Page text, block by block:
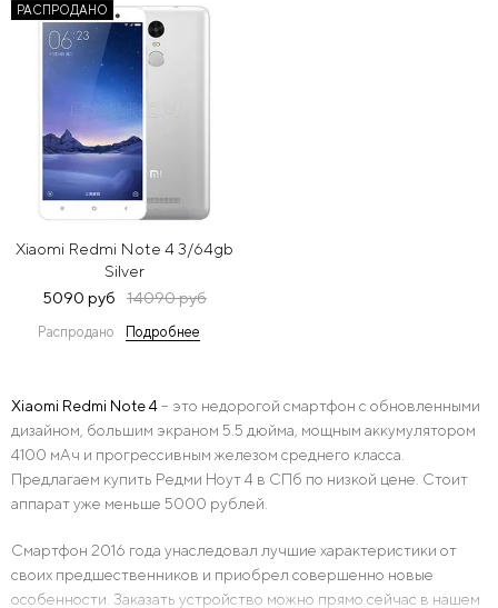
РАСПРОДАНО
Xiaomi Redmi Note 4 3/64gb
Silver
5090 руб
14090 руб
Распродано Подробнее
Xiaomi Redmi Note 4– это недорогой смартфон с обновленными
дизайном, большим экраном 5.5 дюйма, мощным аккумулятором
4100 мАч и прогрессивным железом среднего класса.
Предлагаем купить Редми Ноут 4 в СПб по низкой цене. Стоит
аппарат уже меньше 5000 рублей.
Смартфон 2016 года унаследовал лучшие характеристики от
своих предшественников и приобрел совершенно новые
особенности. Заказать устройство можно прямо сейчас в нашем